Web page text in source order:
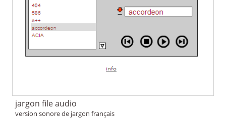
jargon file audio
version sonore de jargon français